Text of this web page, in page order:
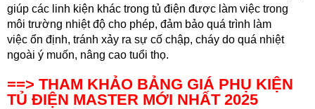
giúp các linh kiện khác trong tủ điện được làm việc trong
môi trường nhiệt độ cho phép, đảm bảo quá trình làm
việc ổn định, tránh xảy ra sự cố chập, cháy do quá nhiệt
ngoài ý muốn, nâng cao tuổi thọ.
==> THAM KHẢO BẢNG GIÁ PHỤ KIỆN
TỦ ĐIỆN MASTER MỚI NHẤT 2025